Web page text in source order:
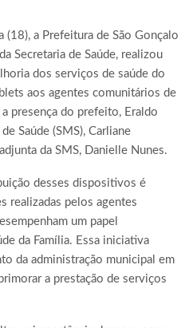
(18), a Prefeitura de São Gonçalo
Secretaria de Saúde, realizou
dos serviços de saúde do
aos agentes comunitários de
presença do prefeito, Eraldo
Saúde (SMS), Carliane
da SMS, Danielle Nunes.
desses dispositivos é
realizadas pelos agentes
um papel
da Família. Essa iniciativa
da administração municipal em
a prestação de serviços